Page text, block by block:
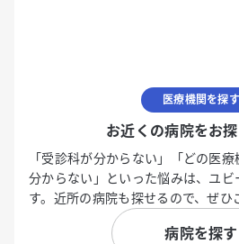
医療機関を探す
お近くの病院をお
「受診科が分からない」「どの医
分からない」といった悩みは、ユ
す。近所の病院も探せるので、ぜひ
病院を探す